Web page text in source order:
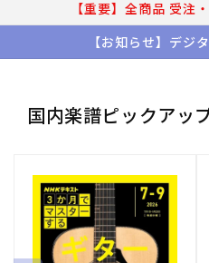
【重要】全商品 受注
【お知らせ】デジ
国内楽譜ピックアッ